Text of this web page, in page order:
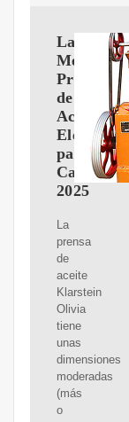
Las
Mejores
Prensas
de
Aceite
Eléctricas
para
Casa
2025
La
prensa
de
aceite
Klarstein
Olivia
tiene
unas
dimensiones
moderadas
(más
o